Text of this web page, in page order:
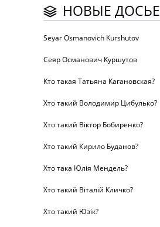
НОВЫЕ ДОСЬЕ
Seyar Osmanovich Kurshutov
Сеяр Османович Куршутов
Кто такая Татьяна Кагановская?
Хто такий Володимир Цибулько?
Хто такий Віктор Бобиренко?
Хто такий Кирило Буданов?
Хто така Юлія Мендель?
Хто такий Віталій Кличко?
Хто такий Юзік?